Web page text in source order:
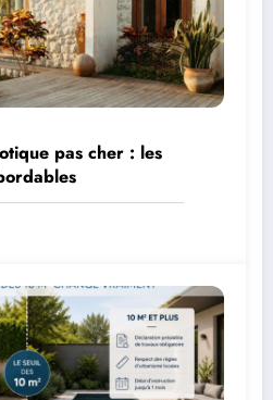
pas cher : les